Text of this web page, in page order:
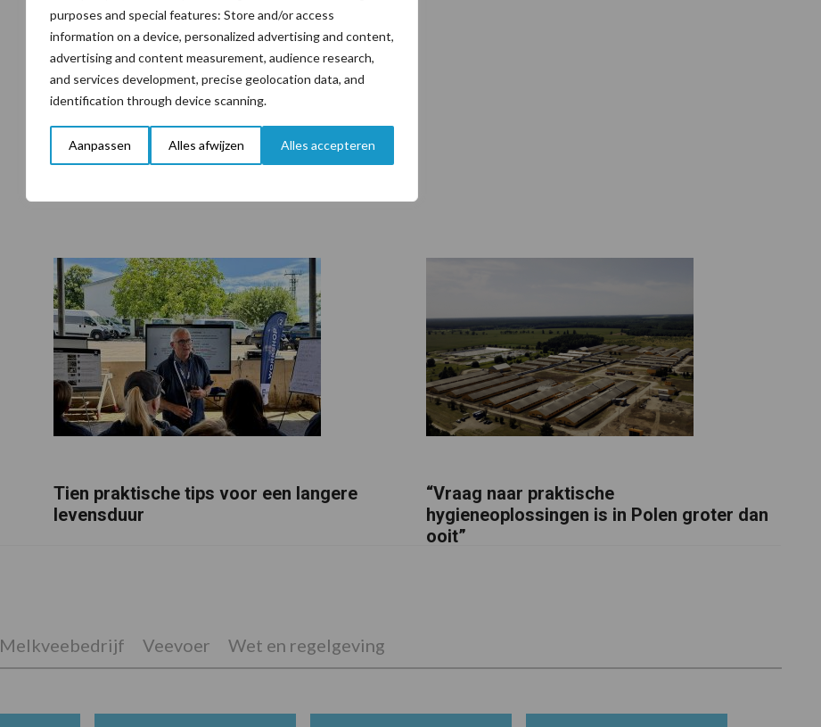
purposes and special features: Store and/or access
information on a device, personalized advertising and content,
advertising and content measurement, audience research,
and services development, precise geolocation data, and
identification through device scanning.
Aanpassen Alles afwijzen Alles accepteren
Tien praktische tips voor een langere
levensduur
“Vraag naar praktische
hygieneoplossingen is in Polen groter dan
ooit”
Melkveebedrijf Veevoer Wet en regelgeving